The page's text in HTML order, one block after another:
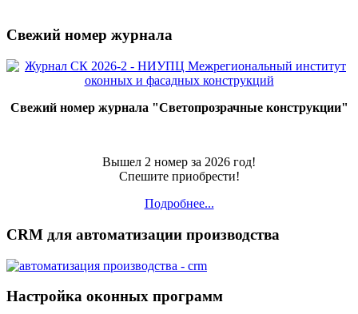
Свежий номер журнала
Свежий номер журнала "Светопрозрачные конструкции"
Вышел 2 номер за 2026 год!
Спешите приобрести!
Подробнее...
CRM для автоматизации производства
Настройка оконных программ